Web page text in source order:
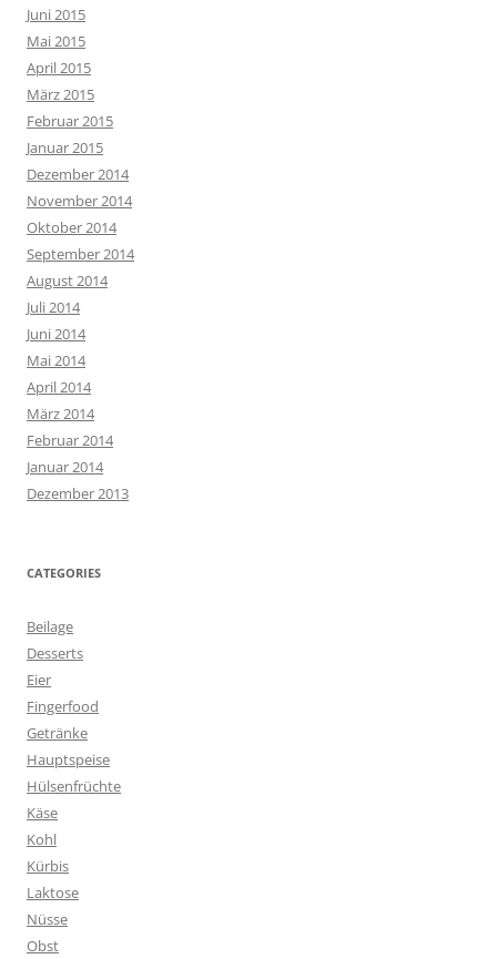
Juni 2015
Mai 2015
April 2015
März 2015
Februar 2015
Januar 2015
Dezember 2014
November 2014
Oktober 2014
September 2014
August 2014
Juli 2014
Juni 2014
Mai 2014
April 2014
März 2014
Februar 2014
Januar 2014
Dezember 2013
CATEGORIES
Beilage
Desserts
Eier
Fingerfood
Getränke
Hauptspeise
Hülsenfrüchte
Käse
Kohl
Kürbis
Laktose
Nüsse
Obst